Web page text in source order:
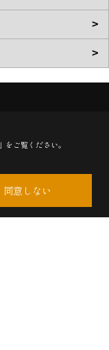
」をご覧ください。
同意しない